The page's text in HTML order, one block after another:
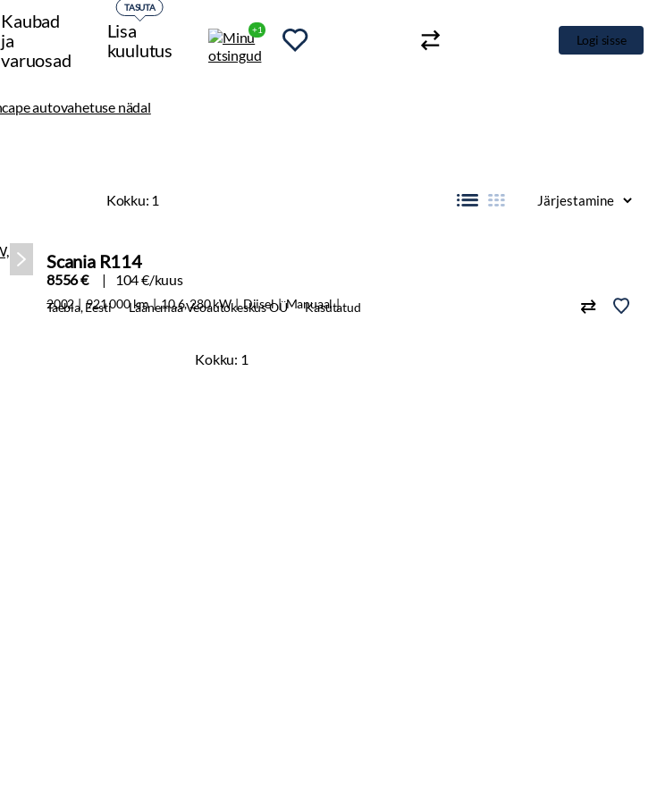
Kaubad
ja
varuosad
Lisa
kuulutus
TASUTA
+1
Logi sisse
Kokku: 1
Scania R114
8556 € 104 €/kuus
2002 921 000 km 10.6, 280 kW Diisel Manuaal
Taebla, Eesti Läänemaa Veoautokeskus OÜ Kasutatud
Kokku: 1